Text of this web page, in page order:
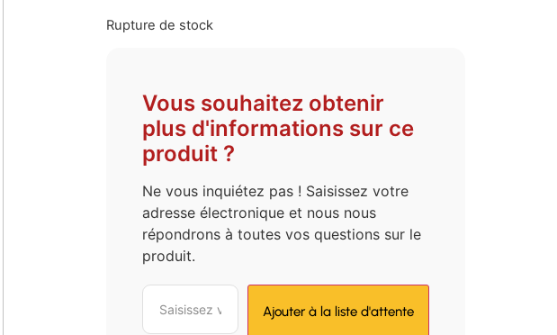
Rupture de stock
Vous souhaitez obtenir
plus d'informations sur ce
produit ?
Ne vous inquiétez pas ! Saisissez votre
adresse électronique et nous nous
répondrons à toutes vos questions sur le
produit.